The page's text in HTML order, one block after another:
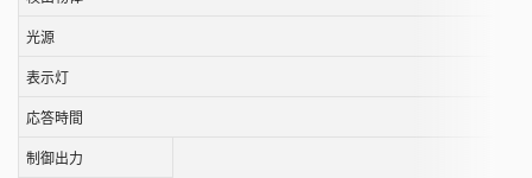
光源
表示灯
応答時間
制御出力